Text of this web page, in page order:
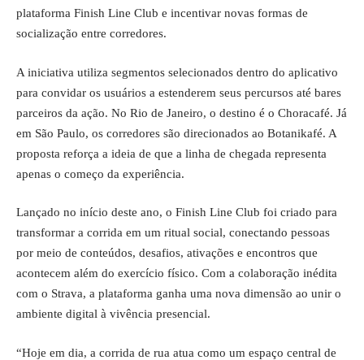
plataforma Finish Line Club e incentivar novas formas de
socialização entre corredores.
A iniciativa utiliza segmentos selecionados dentro do aplicativo
para convidar os usuários a estenderem seus percursos até bares
parceiros da ação. No Rio de Janeiro, o destino é o Choracafé. Já
em São Paulo, os corredores são direcionados ao Botanikafé. A
proposta reforça a ideia de que a linha de chegada representa
apenas o começo da experiência.
Lançado no início deste ano, o Finish Line Club foi criado para
transformar a corrida em um ritual social, conectando pessoas
por meio de conteúdos, desafios, ativações e encontros que
acontecem além do exercício físico. Com a colaboração inédita
com o Strava, a plataforma ganha uma nova dimensão ao unir o
ambiente digital à vivência presencial.
“Hoje em dia, a corrida de rua atua como um espaço central de